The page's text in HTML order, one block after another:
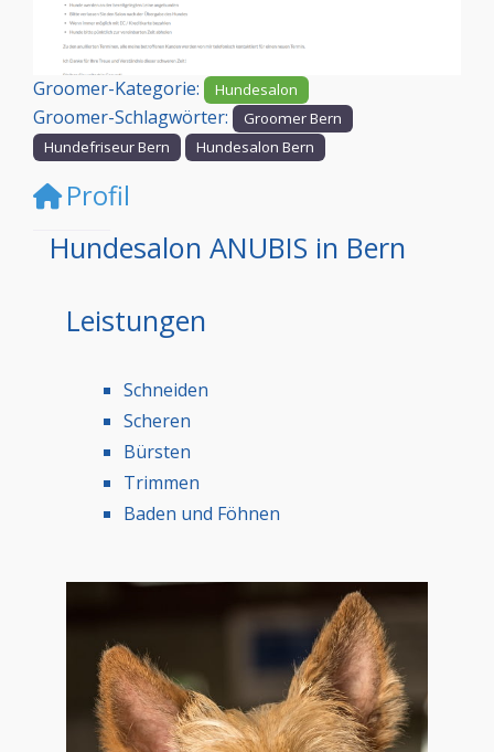
Groomer-Kategorie: Hundesalon
Groomer-Schlagwörter:
Groomer Bern
Hundefriseur Bern
Hundesalon Bern
Profil
Hundesalon ANUBIS in Bern
Leistungen
Schneiden
Scheren
Bürsten
Trimmen
Baden und Föhnen